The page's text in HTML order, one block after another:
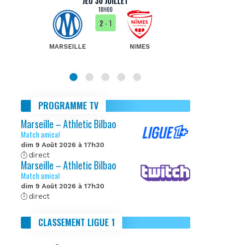
18H00
MARSEILLE
2- 1
NIMES
PROGRAMME TV
Marseille – Athletic Bilbao
Match amical
dim 9 Août 2026 à 17h30
direct
Marseille – Athletic Bilbao
Match amical
dim 9 Août 2026 à 17h30
direct
CLASSEMENT LIGUE 1